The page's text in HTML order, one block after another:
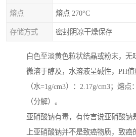
熔点 熔点 270°C
存储方式 密封阴凉干燥保存
白色至淡黄色粒状结晶或粉末，无
微溶于醇及，水溶液呈碱性，PH
（水=1g/cm3）：2.17g/cm3；熔
（分解）。
亚硝酸钠有毒，有传言说亚硝酸钠
上亚硝酸钠并不是致癌物质，致